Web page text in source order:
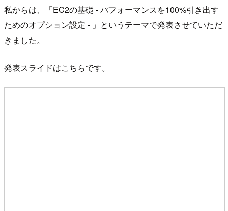
私からは、「EC2の基礎 - パフォーマンスを100%引き出す
ためのオプション設定 - 」というテーマで発表させていただ
きました。
発表スライドはこちらです。